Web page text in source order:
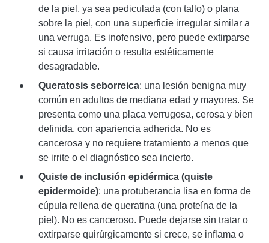
de la piel, ya sea pediculada (con tallo) o plana
sobre la piel, con una superficie irregular similar a
una verruga. Es inofensivo, pero puede extirparse
si causa irritación o resulta estéticamente
desagradable.
Queratosis seborreica: una lesión benigna muy
común en adultos de mediana edad y mayores. Se
presenta como una placa verrugosa, cerosa y bien
definida, con apariencia adherida. No es
cancerosa y no requiere tratamiento a menos que
se irrite o el diagnóstico sea incierto.
Quiste de inclusión epidérmica (quiste
epidermoide): una protuberancia lisa en forma de
cúpula rellena de queratina (una proteína de la
piel). No es canceroso. Puede dejarse sin tratar o
extirparse quirúrgicamente si crece, se inflama o